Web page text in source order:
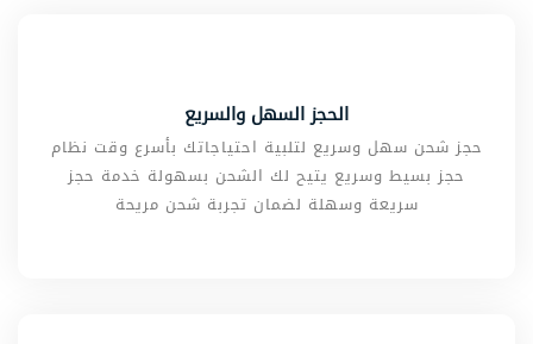
الحجز السهل والسريع
حجز شحن سهل وسريع لتلبية احتياجاتك بأسرع وقت نظام
حجز بسيط وسريع يتيح لك الشحن بسهولة خدمة حجز
سريعة وسهلة لضمان تجربة شحن مريحة